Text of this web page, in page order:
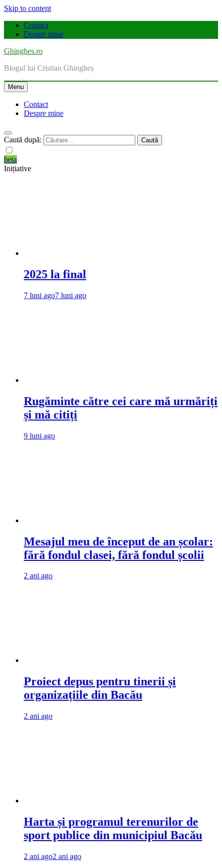
Skip to content
Contact
Despre mine
Ghinghes.ro
Blogul lui Cristian Ghingheș
Menu
Contact
Despre mine
Caută după:
beta
Inițiative
2025 la final
7 luni ago7 luni ago
Rugăminte către cei care mă urmăriți
și mă citiți
9 luni ago
Mesajul meu de început de an școlar:
fără fondul clasei, fără fondul școlii
2 ani ago
Proiect depus pentru tinerii și
organizațiile din Bacău
2 ani ago
Harta și programul terenurilor de
sport publice din municipiul Bacău
2 ani ago2 ani ago